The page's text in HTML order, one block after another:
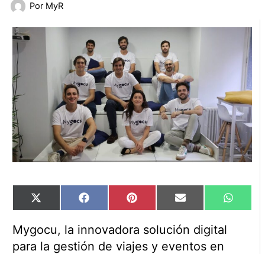
Por MyR
Compartir
en
X
(Twitter)
Compartir
en
Facebook Compartir
en
Pinterest Compartir
en
Email
en
Mygocu, la innovadora solución digital
para la gestión de viajes y eventos en